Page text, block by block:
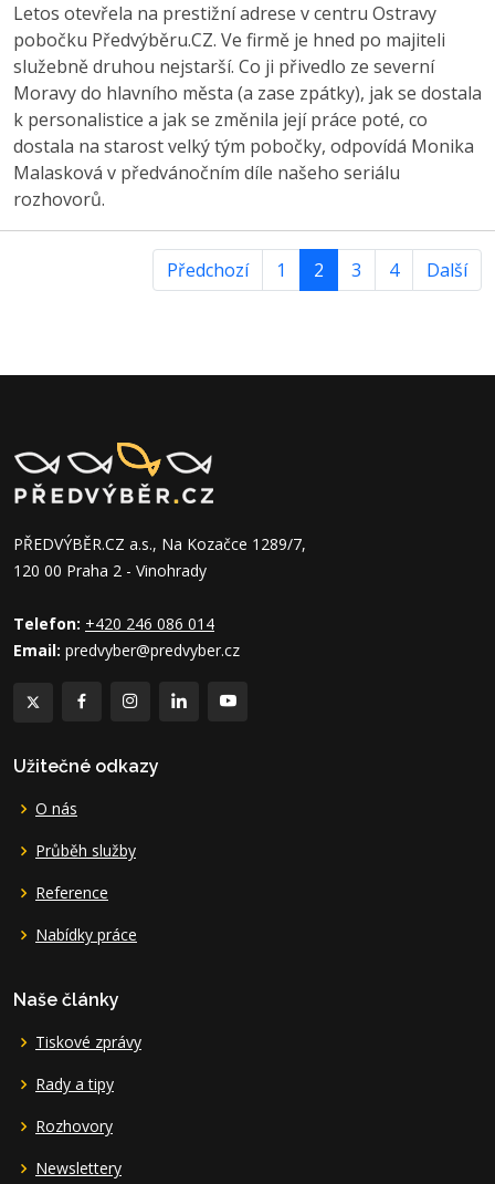
Letos otevřela na prestižní adrese v centru Ostravy
pobočku Předvýběru.CZ. Ve firmě je hned po majiteli
služebně druhou nejstarší. Co ji přivedlo ze severní
Moravy do hlavního města (a zase zpátky), jak se dostala
k personalistice a jak se změnila její práce poté, co
dostala na starost velký tým pobočky, odpovídá Monika
Malasková v předvánočním díle našeho seriálu
rozhovorů.
Předchozí 1 2 3 4 Další
PŘEDVÝBĚR.CZ a.s., Na Kozačce 1289/7,
120 00 Praha 2 - Vinohrady
Telefon: +420 246 086 014
Email: predvyber@predvyber.cz
Užitečné odkazy
O nás
Průběh služby
Reference
Nabídky práce
Naše články
Tiskové zprávy
Rady a tipy
Rozhovory
Newslettery